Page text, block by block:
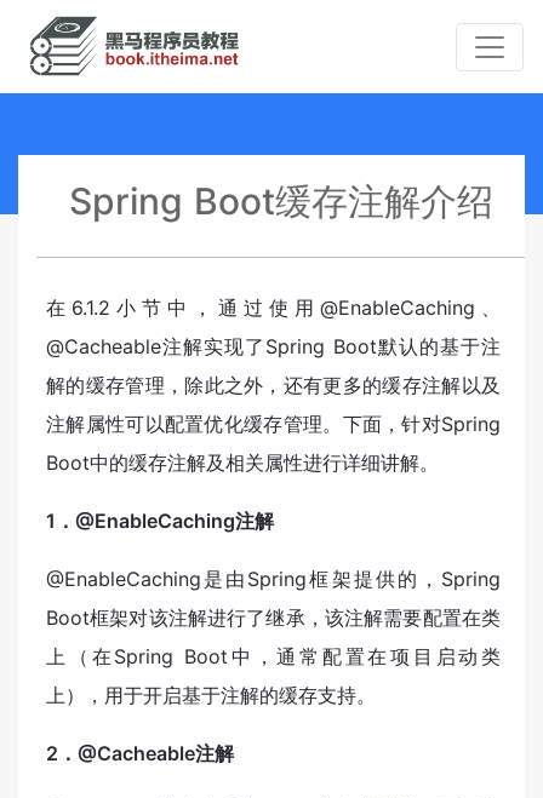
Spring Boot缓存注解介绍
在6.1.2小节中，通过使用@EnableCaching、
@Cacheable注解实现了Spring Boot默认的基于注
解的缓存管理，除此之外，还有更多的缓存注解以及
注解属性可以配置优化缓存管理。下面，针对Spring
Boot中的缓存注解及相关属性进行详细讲解。
1．@EnableCaching注解
@EnableCaching是由Spring框架提供的，Spring
Boot框架对该注解进行了继承，该注解需要配置在类
上（在Spring Boot中，通常配置在项目启动类
上），用于开启基于注解的缓存支持。
2．@Cacheable注解